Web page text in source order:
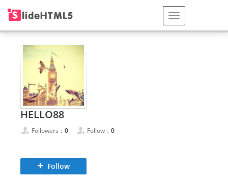
HELLO88
Followers： 0 Follow： 0
Follow